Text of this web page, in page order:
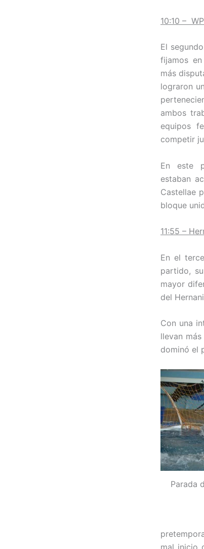
10:10 –
El
fijamos
más
lograron
ambos
equipos
competir
En este
estaban
Castellae
bloque
11:55 –
En el
partido,
mayor
del
Con una
llevan
dominó el
Parada